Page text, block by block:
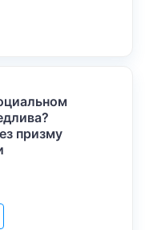
призму